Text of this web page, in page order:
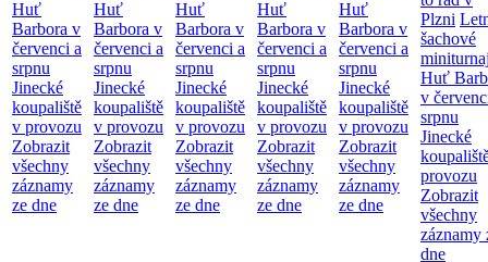
Huť
Barbora v
červenci a
srpnu
Jinecké
koupaliště
v provozu
Zobrazit
všechny
záznamy
ze dne
Huť
Barbora v
červenci a
srpnu
Jinecké
koupaliště
v provozu
Zobrazit
všechny
záznamy
ze dne
Huť
Barbora v
červenci a
srpnu
Jinecké
koupaliště
v provozu
Zobrazit
všechny
záznamy
ze dne
Huť
Barbora v
červenci a
srpnu
Jinecké
koupaliště
v provozu
Zobrazit
všechny
záznamy
ze dne
Huť
Barbora v
červenci a
srpnu
Jinecké
koupaliště
v provozu
Zobrazit
všechny
záznamy
ze dne
Plzni
šachové
Huť
v
srpnu
Jinecké
provozu
Zobrazit
všechny
záznamy
dne